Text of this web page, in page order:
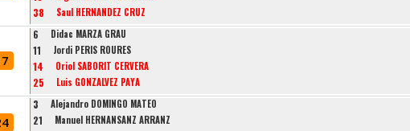
38
Saul HERNANDEZ CRUZ
6 Didac MARZA GRAU
11
Jordi PERIS ROURES
14
Oriol SABORIT CERVERA
25
Luis GONZALVEZ PAYA
3 Alejandro DOMINGO MATEO
21
Manuel HERNANSANZ ARRANZ